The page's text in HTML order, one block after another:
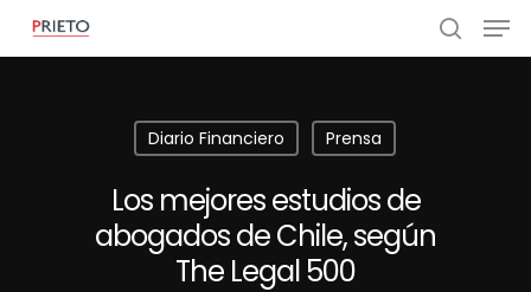
Diario Financiero Prensa
Los mejores estudios de
abogados de Chile, según
The Legal 500